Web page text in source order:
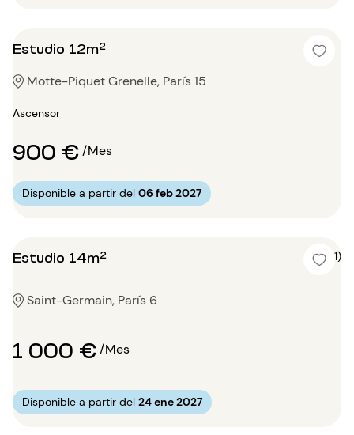
Estudio 12m²
Motte-Piquet Grenelle, París 15
Ascensor
900 €/Mes
Disponible a partir del 06 feb 2027
Estudio 14m² 5 (1)
Saint-Germain, París 6
1 000 €/Mes
Disponible a partir del 24 ene 2027